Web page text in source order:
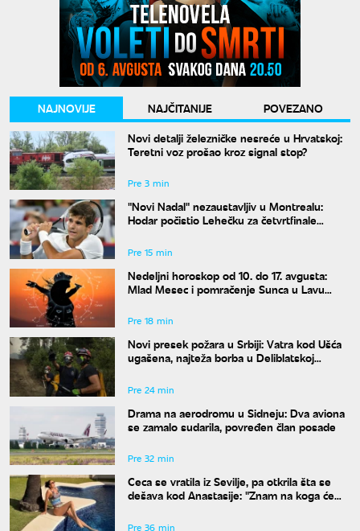
NAJNOVIJE NAJČITANIJE
POVEZANO
Novi detalji železničke nesreće u Hrvatskoj:
Teretni voz prošao kroz signal stop?
Pre 3 min
"Novi Nadal" nezaustavljiv u Montrealu:
Hodar počistio Lehečku za četvrtfinale
Pre 15 min
Nedeljni horoskop od 10. do 17. avgusta:
Mlad Mesec i pomračenje Sunca u Lavu
Pre 18 min
Novi presek požara u Srbiji: Vatra kod Ušća
ugašena, najteža borba u Deliblatskoj
Pre 24 min
Drama na aerodromu u Sidneju: Dva aviona
se zamalo sudarila, povređen član posade
Pre 32 min
Ceca se vratila iz Sevilje, pa otkrila šta se
dešava kod Anastasije: "Znam na koga će
Pre 36 min